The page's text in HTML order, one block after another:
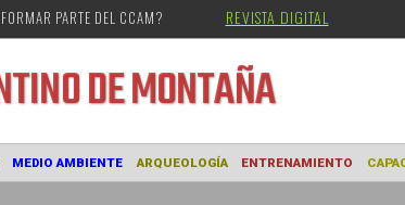
PARTE DEL CCAM? REVISTA DIGITAL
DE MONTAÑA
MEDIO AMBIENTE ARQUEOLOGÍA